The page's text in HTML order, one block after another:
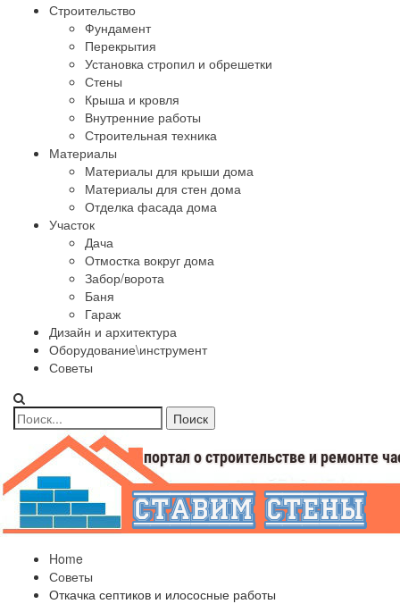
Строительство
Фундамент
Перекрытия
Установка стропил и обрешетки
Стены
Крыша и кровля
Внутренние работы
Строительная техника
Материалы
Материалы для крыши дома
Материалы для стен дома
Отделка фасада дома
Участок
Дача
Отмостка вокруг дома
Забор/ворота
Баня
Гараж
Дизайн и архитектура
Оборудование\инструмент
Советы
Home
Советы
Откачка септиков и илососные работы